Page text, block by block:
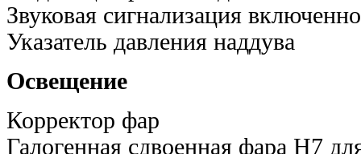
Звуковая сигнализация
Указатель давления наддува
Освещение
Корректор фар
Галогенная сдвоенная фара H7